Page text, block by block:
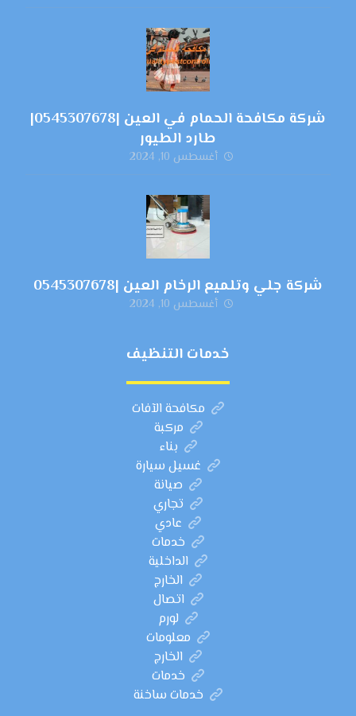
شركة مكافحة الحمام في العين |0545307678|
طارد الطيور
أغسطس 10, 2024
شركة جلي وتلميع الرخام العين |0545307678
أغسطس 10, 2024
خدمات التنظيف
مكافحة الآفات
مركبة
بناء
غسيل سيارة
صيانة
تجاري
عادي
خدمات
الداخلية
الخارج
اتصال
لورم
معلومات
الخارج
خدمات
خدمات ساخنة